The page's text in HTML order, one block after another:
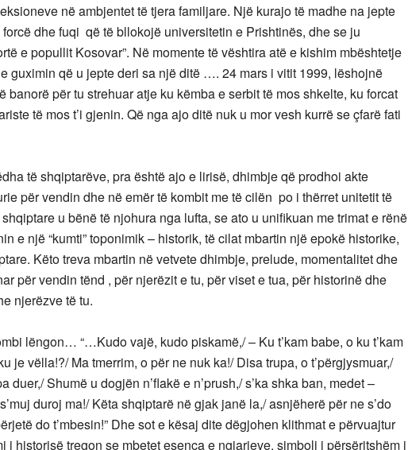
në ambjentet të tjera familjare. Një kurajo të madhe na jepte
forcë dhe fuqi që të bllokojë universitetin e Prishtinës, dhe se ju
e popullit Kosovar”. Në momente të vështira atë e kishim mbështetje
guximin që u jepte deri sa një ditë …. 24 mars i vitit 1999, lëshojnë
banorë për tu strehuar atje ku këmba e serbit të mos shkelte, ku forcat
të mos t’i gjenin. Që nga ajo ditë nuk u mor vesh kurrë se çfarë fati
të shqiptarëve, pra është ajo e lirisë, dhimbje që prodhoi akte
për vendin dhe në emër të kombit me të cilën po i thërret unitetit të
u bënë të njohura nga lufta, se ato u unifikuan me trimat e rënë
e një “kumti” toponimik – historik, të cilat mbartin një epokë historike,
Këto treva mbartin në vetvete dhimbje, prelude, momentalitet dhe
për vendin tënd , për njerëzit e tu, për viset e tua, për historinë dhe
njerëzve të tu.
lëngon… “…Kudo vajë, kudo piskamë,/ – Ku t’kam babe, o ku t’kam
je vëlla!?/ Ma tmerrim, o për ne nuk ka!/ Disa trupa, o t’përgjysmuar,/
duer,/ Shumë u dogjën n’flakë e n’prush,/ s’ka shka ban, medet –
duroj ma!/ Këta shqiptarë në gjak janë la,/ asnjëherë për ne s’do
do t’mbesin!” Dhe sot e kësaj dite dëgjohen klithmat e përvuajtur
i historisë tregon se mbetet esenca e ngjarjeve, simboli i përsëritshëm i